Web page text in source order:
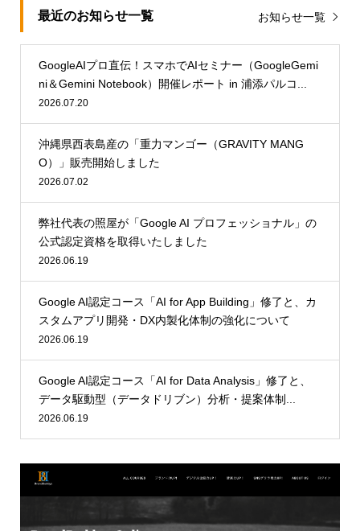
最近のお知らせ一覧 お知らせ一覧
GoogleAIプロ直伝！スマホでAIセミナー（GoogleGemi
ni＆Gemini Notebook）開催レポート in 浦添パルコ...
2026.07.20
沖縄県西表島産の「重力マンゴー（GRAVITY MANG
O）」販売開始しました
2026.07.02
弊社代表の照屋が「Google AI プロフェッショナル」の
公式認定資格を取得いたしました
2026.06.19
Google AI認定コース「AI for App Building」修了と、カ
スタムアプリ開発・DX内製化体制の強化について
2026.06.19
Google AI認定コース「AI for Data Analysis」修了と、
データ駆動型（データドリブン）分析・提案体制...
2026.06.19